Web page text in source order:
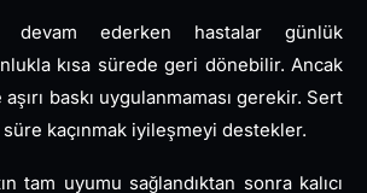
devam ederken hastalar günlük
kısa sürede geri dönebilir. Ancak
baskı uygulanmaması gerekir. Sert
kaçınmak iyileşmeyi destekler.
tam uyumu sağlandıktan sonra kalıcı